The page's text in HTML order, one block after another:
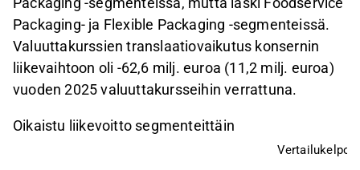
Packaging- ja Flexible Packaging -segmenteissä.
Valuuttakurssien translaatiovaikutus konsernin
liikevaihtoon oli -62,6 milj. euroa (11,2 milj. euroa)
vuoden 2025 valuuttakursseihin verrattuna.
Oikaistu liikevoitto segmenteittäin